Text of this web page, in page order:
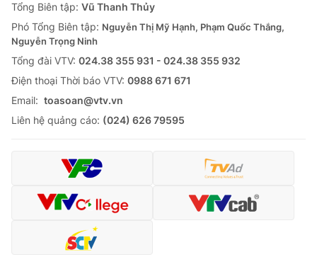
Tổng Biên tập: Vũ Thanh Thủy
Phó Tổng Biên tập: Nguyễn Thị Mỹ Hạnh, Phạm Quốc Thắng,
Nguyễn Trọng Ninh
Tổng đài VTV: 024.38 355 931 - 024.38 355 932
Ðiện thoại Thời báo VTV: 0988 671 671
Email: toasoan@vtv.vn
Liên hệ quảng cáo: (024) 626 79595